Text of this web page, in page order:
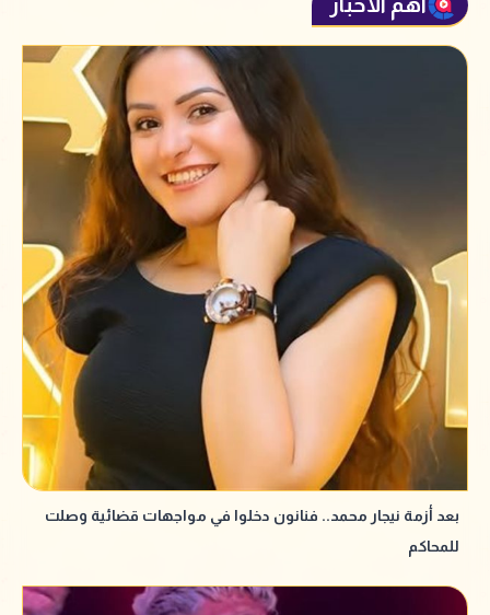
بعد أزمة نيجار محمد.. فنانون دخلوا في مواجهات قضائية وصلت
للمحاكم